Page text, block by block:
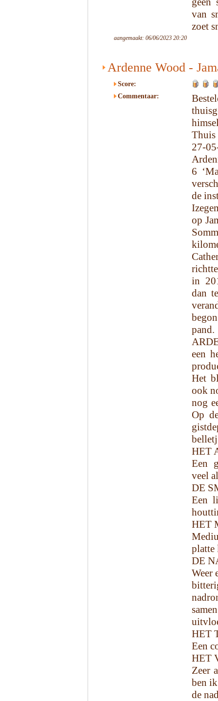
van
zoet
aangemaakt: 06/06/2023 20:20
Ardenne Wood -
Score:
Commentaar:
27-
6
de
op
in
dan
pand.
een
Het
ook
nog
Op
HET
Een
veel
DE
Een
HET
DE
Weer
HET
Een
HET
Zeer
ben
de